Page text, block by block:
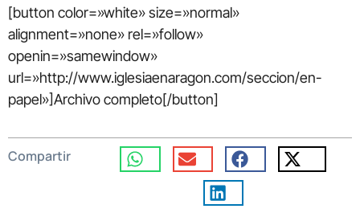
[button color=»white» size=»normal»
alignment=»none» rel=»follow»
openin=»samewindow»
url=»http://www.iglesiaenaragon.com/seccion/en-
papel»]Archivo completo[/button]
Compartir